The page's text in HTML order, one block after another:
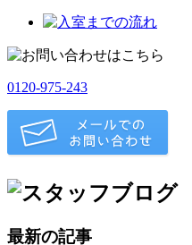
0120-975-243
最新の記事